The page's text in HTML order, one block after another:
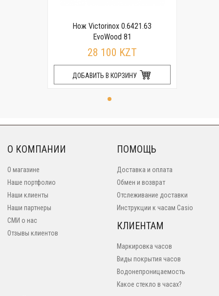
Нож Victorinox 0.6421.63
EvoWood 81
28 100 KZT
ДОБАВИТЬ В КОРЗИНУ
О КОМПАНИИ
О магазине
Наше портфолио
Наши клиенты
Наши партнеры
СМИ о нас
Отзывы клиентов
ПОМОЩЬ
Доставка и оплата
Обмен и возврат
Отслеживание доставки
Инструкции к часам Casio
КЛИЕНТАМ
Маркировка часов
Виды покрытия часов
Водонепроницаемость
Какое стекло в часах?